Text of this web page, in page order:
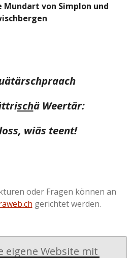
von Simplon und
schä Weertär:
wiäs teent!
oder Fragen können an
gerichtet werden.
eigene Website mit